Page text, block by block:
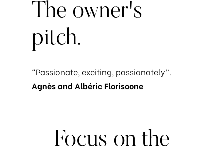
The owner's
pitch.
“Passionate, exciting, passionately”.
Agnès and Albéric Florisoone
Focus on the